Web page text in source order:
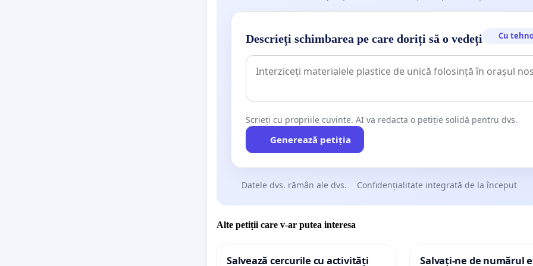
majorat subvenţiile primite din bugetul de stat, de la suma totală
de 3,3 MILIOANE de LEI, primită în decembrie 2017, la suma totală
de 13,5 MILIOANE de LEI, în martie 2018, ajungând la suma totală
de peste 21,3 MILIOANE DE LEI în decembrie 2018. Mai multe
https://www.facebook.com/MonaPetrut/photos/
În total, doar în anul 2018, partidele politice au primit peste
35,5 MILIOANE DE EURO, adică aproape 170 DE MILIOANE DE
LEI
luat-partidele-in-2018-509455.html
PSD - 20,3 milioane de euro
USR - 2,7 milioane de euro
ALDE
ELECTORALE PERMANENTE, LA ACEST LINK (în ordine invers
Descrieți schimbarea pe care doriți să o vedeți Cu
Scrieți cu propriile cuvinte. AI va redacta o petiție solidă pentru dvs.
Generează petiția
Datele dvs. rămân ale dvs. Confidențialitate integrată de la început
Alte petiții care v-ar putea interesa
Salvează cercurile cu activități
Salvați-ne de numărul